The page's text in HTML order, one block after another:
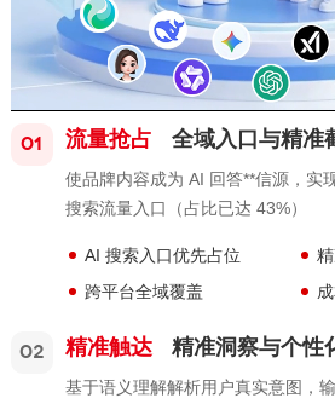
01 流量抢占 全域入口与精准
使品牌内容成为 AI 回答**信源，实
搜索流量入口（占比已达 43%）
AI 搜索入口优先占位
跨平台全域覆盖
02 精准触达 精准洞察与个性
基于语义理解解析用户真实意图，